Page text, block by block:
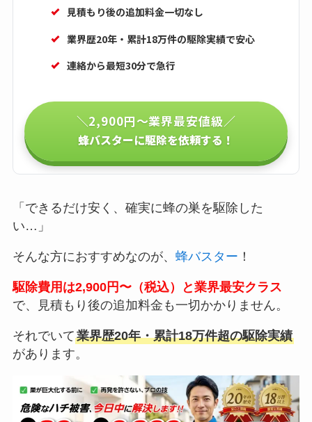
見積もり後の追加料金一切なし
業界歴20年・累計18万件の駆除実績で安心
連絡から最短30分で急行
＼2,900円〜業界最安値級／
蜂バスターに駆除を依頼する！
「できるだけ安く、確実に蜂の巣を駆除した
い…」
そんな方におすすめなのが、 蜂バスター ！
駆除費用は2,900円〜（税込）と業界最安クラス
で、見積もり後の追加料金も一切かかりません。
それでいて業界歴20年・累計18万件超の駆除実績
があります。